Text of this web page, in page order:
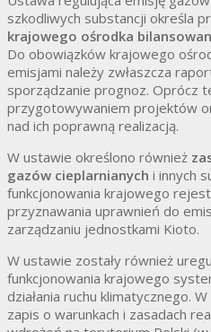
szkodliwych substancji określa
krajowego ośrodka
Do obowiązków krajowego
emisjami należy zwłaszcza
sporządzanie prognoz. Oprócz
przygotowywaniem projektów
nad ich poprawną realizacją.
W ustawie określono również
gazów cieplarnianych i innych
funkcjonowania krajowego
przyznawania uprawnień do
zarządzaniu jednostkami Kioto.
W ustawie zostały również
funkcjonowania krajowego
działania ruchu klimatycznego.
zapis o warunkach i zasadach